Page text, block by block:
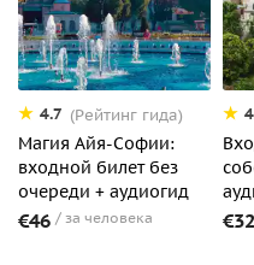
4.7 (Рейтинг гида)
Магия Айя-Софии:
входной билет без
очереди + аудиогид
€46 за человека